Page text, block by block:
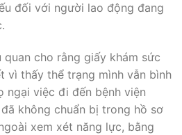
đối với người lao động đang
cho rằng giấy khám sức
vì thấy thể trạng mình vẫn bình
ngại việc đi đến bệnh viện
không chuẩn bị trong hồ sơ
xem xét năng lực, bằng